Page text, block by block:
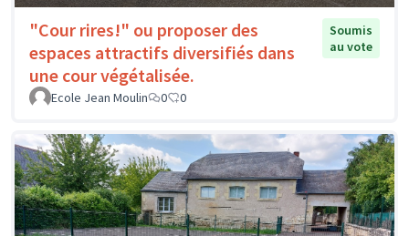
"Cour rires!" ou proposer des
espaces attractifs diversifiés dans
une cour végétalisée.
Soumis
au vote
Ecole Jean Moulin 0 0